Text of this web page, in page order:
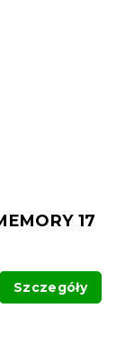
17
Szczegóły